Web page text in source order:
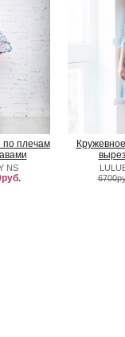
по плечам
NS